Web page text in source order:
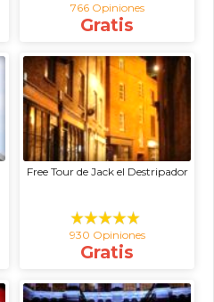
766 Opiniones
Gratis
Free Tour de Jack el Destripador
930 Opiniones
Gratis